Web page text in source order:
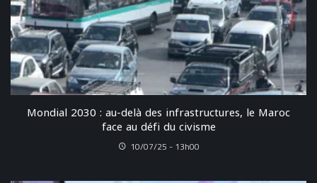
Mondial 2030 : au-delà des infrastructures, le Maroc
face au défi du civisme
10/07/25 - 13h00